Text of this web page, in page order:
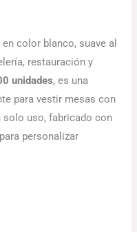
en color blanco, suave al
restauración y
unidades, es una
para vestir mesas con
solo uso, fabricado con
personalizar